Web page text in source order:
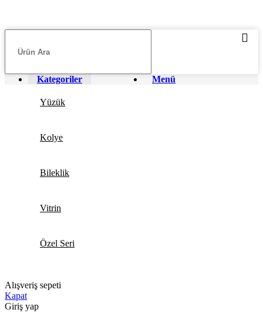
Menü
Kategoriler
Yüzük
Kolye
Bileklik
Vitrin
Özel Seri
Alışveriş sepeti
Kapat
Giriş yap